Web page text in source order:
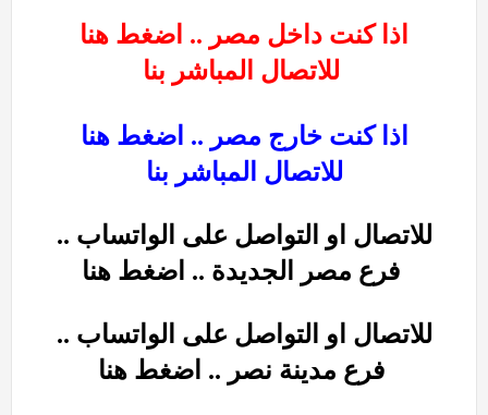
اذا كنت داخل مصر .. اضغط هنا
اذا كنت خارج مصر .. اضغط هنا
للاتصال المباشر بنا
للاتصال او التواصل على الواتساب ..
للاتصال او التواصل على الواتساب ..
فرع مدينة نصر .. اضغط هنا